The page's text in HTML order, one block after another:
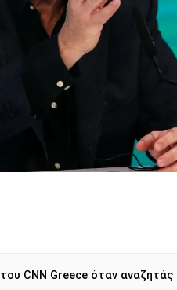
CNN Greece όταν αναζητάς